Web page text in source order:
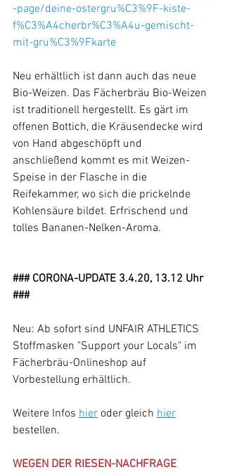
-page/deine-ostergru%C3%9F-kiste-
f%C3%A4cherbr%C3%A4u-gemischt-
mit-gru%C3%9Fkarte
Neu erhältlich ist dann auch das neue
Bio-Weizen. Das Fächerbräu Bio-Weizen
ist traditionell hergestellt. Es gärt im
offenen Bottich, die Kräusendecke wird
von Hand abgeschöpft und
anschließend kommt es mit Weizen-
Speise in der Flasche in die
Reifekammer, wo sich die prickelnde
Kohlensäure bildet. Erfrischend und
tolles Bananen-Nelken-Aroma.
### CORONA-UPDATE 3.4.20, 13.12 Uhr
###
Neu: Ab sofort sind UNFAIR ATHLETICS
Stoffmasken "Support your Locals" im
Fächerbräu-Onlineshop auf
Vorbestellung erhältlich.
Weitere Infos hier oder gleich hier
bestellen.
WEGEN DER RIESEN-NACHFRAGE